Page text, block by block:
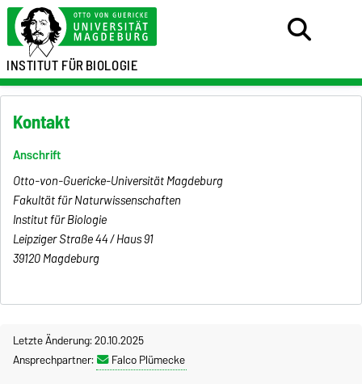
INSTITUT FÜRBIOLOGIE
Kontakt
Anschrift
Otto-von-Guericke-Universität Magdeburg
Fakultät für Naturwissenschaften
Institut für Biologie
Leipziger Straße 44 / Haus 91
39120 Magdeburg
Letzte Änderung: 20.10.2025
Ansprechpartner:
Falco Plümecke